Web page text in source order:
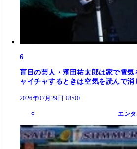
6
盲目の芸人・濱田祐太郎は家で電
ャイチャするときは空気を読んで消
2026年07月29日 08:00
エンタ